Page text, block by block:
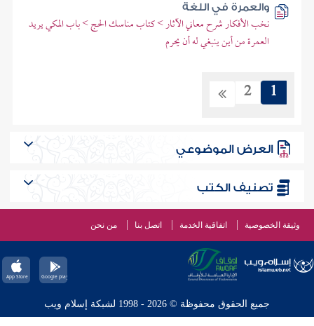
والعمرة في اللغة
نخب الأفكار شرح معاني الآثار > كتاب مناسك الحج > باب المكي يريد
العمرة من أين ينبغي له أن يحرم
1
2
العرض الموضوعي
تصنيف الكتب
وثيقة الخصوصية اتفاقية الخدمة اتصل بنا من نحن
جميع الحقوق محفوظة © 2026 - 1998 لشبكة إسلام ويب